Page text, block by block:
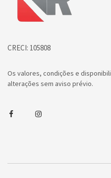
CRECI: 105808
Os valores, condições e
alterações sem aviso prévio.
FacebookInstagram